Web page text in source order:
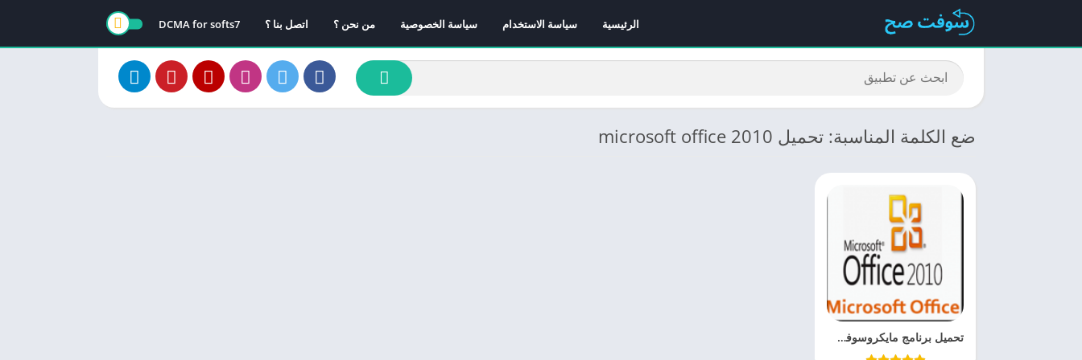
الرئيسية سياسة الاستخدام سياسة الخصوصية من نحن ؟ اتصل بنا ؟ DCMA for softs7
ضع الكلمة المناسبة: تحميل microsoft office 2010
تحميل برنامج مايكروسوفت اوفيس 2010 Microsoft Office برابط واحد مباشر كامله